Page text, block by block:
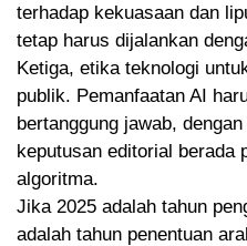
terhadap kekuasaan dan
tetap harus dijalankan
Ketiga, etika teknologi
publik. Pemanfaatan AI
bertanggung jawab,
keputusan editorial berada
algoritma.
Jika 2025 adalah tahun
adalah tahun penentuan